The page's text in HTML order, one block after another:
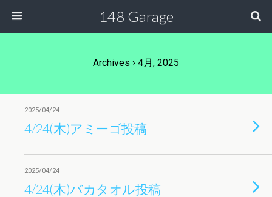
148 Garage
Archives › 4月, 2025
2025/04/24
4/24(木)アミーゴ投稿
2025/04/24
4/24(木)バカタオル投稿